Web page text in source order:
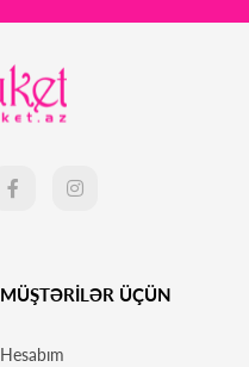
MÜŞTƏRİLƏR ÜÇÜN
Hesabım